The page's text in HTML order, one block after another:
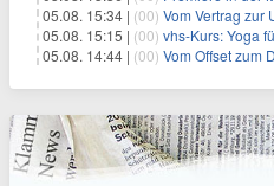
05.08. 15:34 | (00) Vom Vertrag zur Unternehmenssteuerung:
05.08. 15:15 | (00) vhs-Kurs: Yoga
05.08. 14:44 | (00) Vom Offset zum